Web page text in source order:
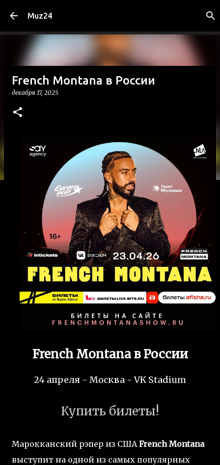
Muz24
French Montana в России
декабря 17, 2025
French Montana в России
24 апреля - Москва - VK Stadium
Купить билеты!
Марокканский рэпер из США French Montana
выступит на одной из самых популярных